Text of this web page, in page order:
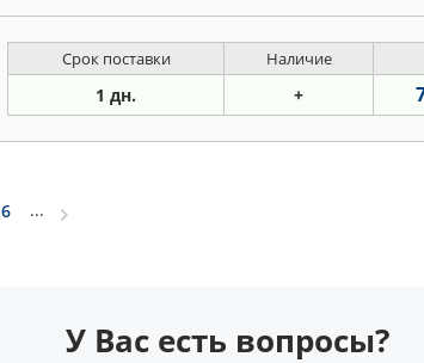
Срок поставки Наличие
1 дн. +
6 ...
У Вас есть вопросы?